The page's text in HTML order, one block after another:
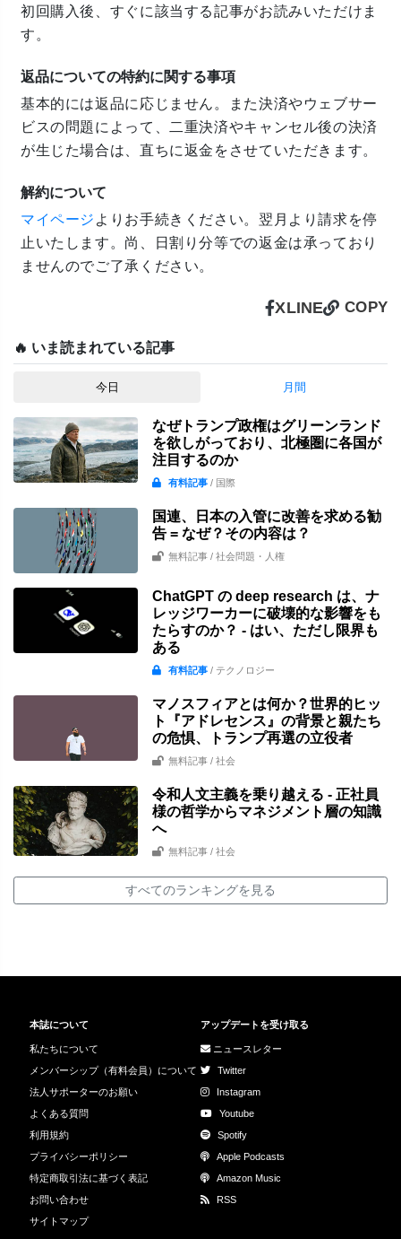
初回購入後、すぐに該当する記事がお読みいただけま
す。
返品についての特約に関する事項
基本的には返品に応じません。また決済やウェブサー
ビスの問題によって、二重決済やキャンセル後の決済
が生じた場合は、直ちに返金をさせていただきます。
解約について
マイページ よりお手続きください。翌月より請求を停
止いたします。尚、日割り分等での返金は承っており
ませんのでご了承ください。
XLINE COPY
🔥 いま読まれている記事
今日 月間
なぜトランプ政権はグリーンランド
を欲しがっており、北極圏に各国が
注目するのか
有料記事/ 国際
国連、日本の入管に改善を求める勧
告 = なぜ？その内容は？
無料記事 / 社会問題・人権
ChatGPT の deep research は、ナ
レッジワーカーに破壊的な影響をも
たらすのか？ - はい、ただし限界も
ある
有料記事/ テクノロジー
マノスフィアとは何か？世界的ヒッ
ト『アドレセンス』の背景と親たち
の危惧、トランプ再選の立役者
無料記事 / 社会
令和人文主義を乗り越える - 正社員
様の哲学からマネジメント層の知識
へ
無料記事 / 社会
すべてのランキングを見る
本誌について
私たちについて
メンバーシップ（有料会員）について
法人サポーターのお願い
よくある質問
利用規約
プライバシーポリシー
特定商取引法に基づく表記
お問い合わせ
サイトマップ
アップデートを受け取る
ニュースレター
Twitter
Instagram
Youtube
Spotify
Apple Podcasts
Amazon Music
RSS